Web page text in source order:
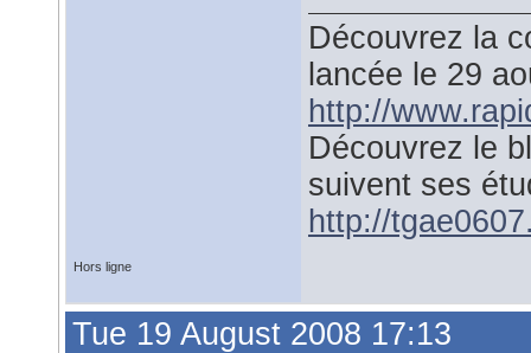
Découvrez la
lancée le 29
http://
Découvrez le
suivent ses
http://
Hors ligne
Tue 19 August 2008 17:13